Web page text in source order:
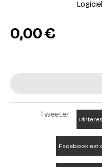
0,00€
Tweeter
Facebook est